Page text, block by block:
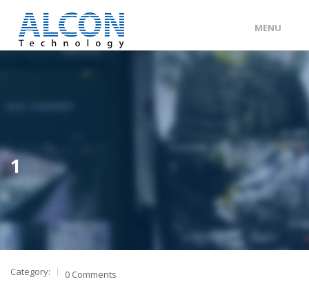
MENU
ENG / 中文
產品及服務
工程個案
聯絡我們
1
Category: 0 Comments